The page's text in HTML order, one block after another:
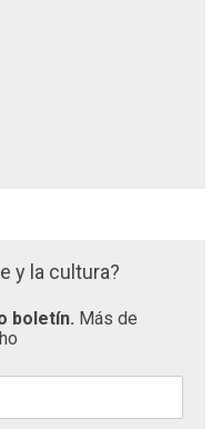
y la cultura?
boletín. Más de